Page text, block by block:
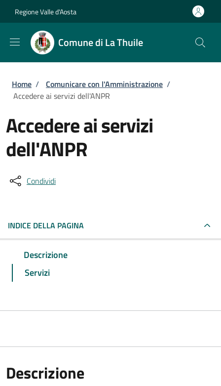
Regione Valle d'Aosta
Comune di La Thuile
Briciole di pane
Home / Comunicare con l'Amministrazione /
Accedere ai servizi dell'ANPR
Accedere ai servizi
dell'ANPR
Condividi
INDICE DELLA PAGINA
Descrizione
Servizi
Descrizione